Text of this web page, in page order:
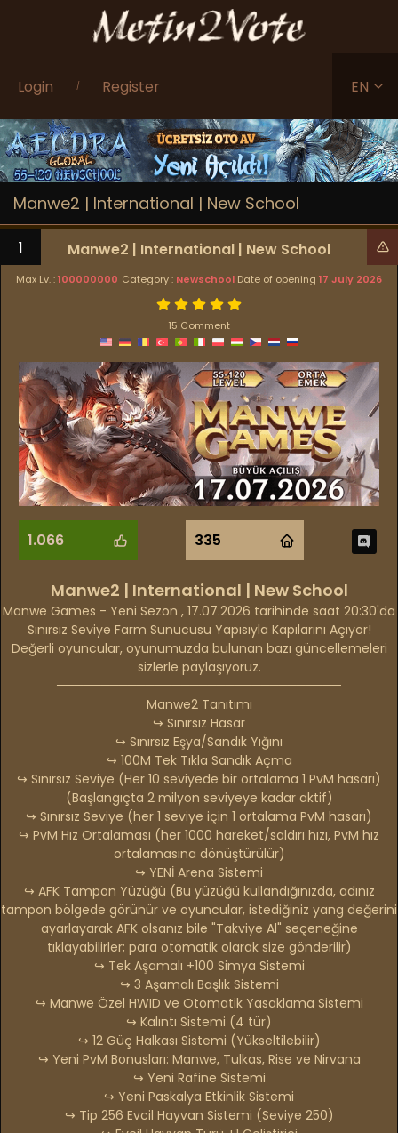
EN
Login / Register
Manwe2 | International | New School
Manwe2 | International | New School
1
Max Lv. :100000000 Category : Newschool Date of opening 17 July 2026
15 Comment
1.066 335
Manwe2 | International | New School
Manwe Games - Yeni Sezon , 17.07.2026 tarihinde saat 20:30'da
Sınırsız Seviye Farm Sunucusu Yapısıyla Kapılarını Açıyor!
Değerli oyuncular, oyunumuzda bulunan bazı güncellemeleri
sizlerle paylaşıyoruz.
════════════════════════════════
Manwe2 Tanıtımı
↪ Sınırsız Hasar
↪ Sınırsız Eşya/Sandık Yığını
↪ 100M Tek Tıkla Sandık Açma
↪ Sınırsız Seviye (Her 10 seviyede bir ortalama 1 PvM hasarı)
(Başlangıçta 2 milyon seviyeye kadar aktif)
↪ Sınırsız Seviye (her 1 seviye için 1 ortalama PvM hasarı)
↪ PvM Hız Ortalaması (her 1000 hareket/saldırı hızı, PvM hız
ortalamasına dönüştürülür)
↪ YENİ Arena Sistemi
↪ AFK Tampon Yüzüğü (Bu yüzüğü kullandığınızda, adınız
tampon bölgede görünür ve oyuncular, istediğiniz yang değerini
ayarlayarak AFK olsanız bile "Takviye Al" seçeneğine
tıklayabilirler; para otomatik olarak size gönderilir)
↪ Tek Aşamalı +100 Simya Sistemi
↪ 3 Aşamalı Başlık Sistemi
↪ Manwe Özel HWID ve Otomatik Yasaklama Sistemi
↪ Kalıntı Sistemi (4 tür)
↪ 12 Güç Halkası Sistemi (Yükseltilebilir)
↪ Yeni PvM Bonusları: Manwe, Tulkas, Rise ve Nirvana
↪ Yeni Rafine Sistemi
↪ Yeni Paskalya Etkinlik Sistemi
↪ Tip 256 Evcil Hayvan Sistemi (Seviye 250)